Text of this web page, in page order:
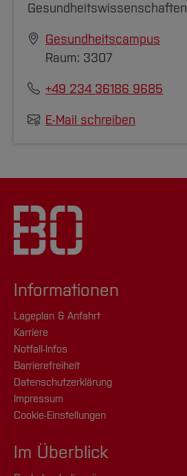
Gesundheitswissenschaften
Gesundheitscampus
Raum: 3307
+49 234 36186 9685
E-Mail schreiben
Informationen
Lageplan & Anfahrt
Karriere
Notfall-Infos
Barrierefreiheit
Datenschutzerklärung
Impressum
Cookie-Einstellungen
Im Überblick